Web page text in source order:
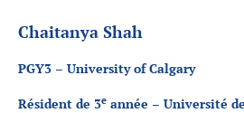
Chaitanya Shah
PGY3 – University of Calgary
Résident de 3e année – Université